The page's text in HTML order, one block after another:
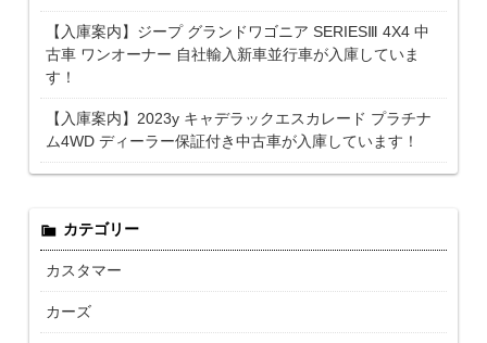
【入庫案内】ジープ グランドワゴニア SERIESⅢ 4X4 中
古車 ワンオーナー 自社輸入新車並行車が入庫していま
す！
【入庫案内】2023y キャデラックエスカレード プラチナ
ム4WD ディーラー保証付き中古車が入庫しています！
カテゴリー
カスタマー
カーズ